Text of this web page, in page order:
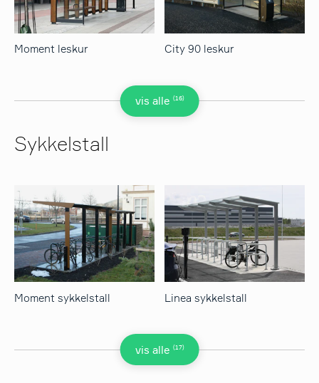
vis alle (16)
Moment leskur City 90 leskur
Sykkelstall
vis alle (17)
Moment sykkelstall Linea sykkelstall